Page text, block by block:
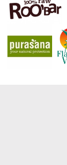
QUELLE